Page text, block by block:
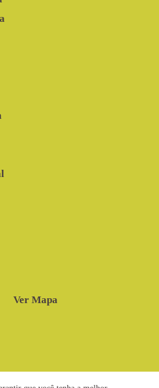
Ver Mapa